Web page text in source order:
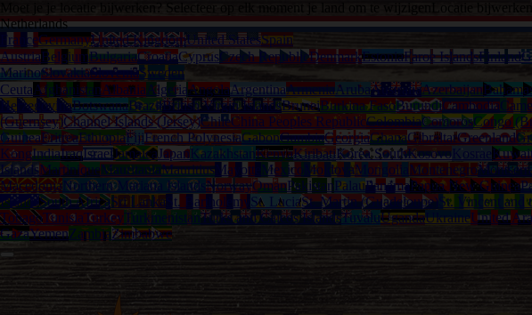
Moet je je locatie bijwerken? Selecteer op elk moment je land om te wijzigen
Netherlands
FranceGermanyUnited KingdomUnited StatesSpain
AustriaBelgiumBulgariaCroatiaCyprus Czech RepublicDenmarkEstoniaFaroe IslandsFinland
MarinoSlovakiaSloveniaSweden
CeutaAfghanistanAlbania AlgeriaAngolaArgentinaArmeniaArubaAustraliaAzerbaijan
HerzegovinaBotswanaBrazilBritish Virgin IslandsBruneiBurkina FasoBurundiCambodia
(Guernsey)Channel Islands (Jersey)ChileChina Peoples RepublicColombiaComorosCongo
GuineaEritreaEthiopiaFijiFrench PolynesiaGabonGambiaGeorgiaGhanaGibraltarGreenland
KongIndiaIraqIsraelJamaicaJapanKazakhstanKenyaKiribatiKorea SouthKosovo Kosrae Kuwait
IslandsMartiniqueMauritaniaMauritius Mayotte Mexico MoldovaMongolia Montenegro
Macedonia Northern Mariana Islands NorwayOmanPakistanPalauPanamaPapua New Guinea
IslandsSouth AfricaSri Lanka St. Bartholemy St. LuciaSt. Martin (Guadeloupe) St. Vincent and
TobagoTunisiaTurkey Turkmenistan Turks and Caicos IslandsTuvaluUgandaUkraineUnited
GazaYemenZambiaZimbabwe